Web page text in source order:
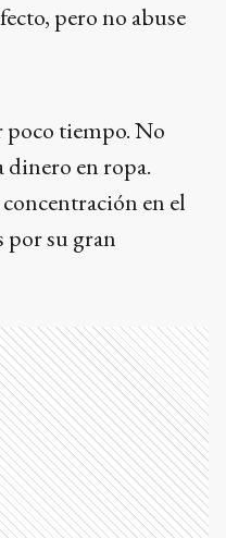
pero no abuse
poco tiempo. No
dinero en ropa.
en el
por su gran